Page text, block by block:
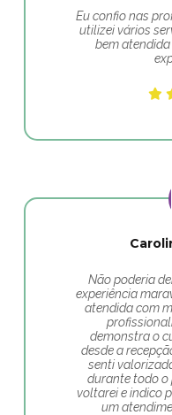
Eu confio nas
utilizei vários
bem
Não poderia
experiência
atendida com
demonstra o
desde a
senti
durante todo o
voltarei e indico
um